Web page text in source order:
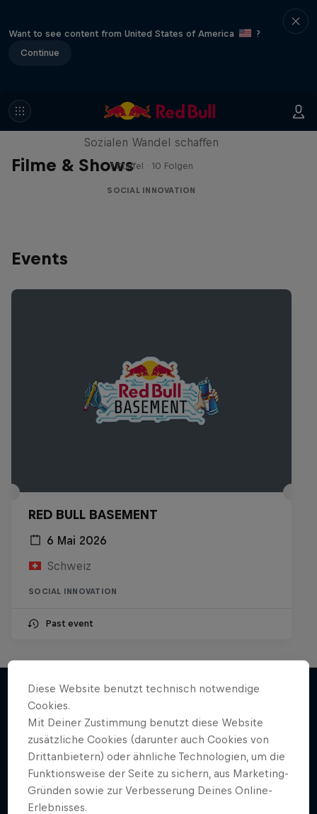
Want to see content from United States of America
?
Continue
Filme & Shows
I am the Engine
Sozialen Wandel schaffen
1 Staffel · 10 Folgen
SOCIAL INNOVATION
Events
RED BULL BASEMENT
6 Mai 2026
Schweiz
SOCIAL INNOVATION
Past event
Mehr davon
Diese Website benutzt technisch notwendige
Cookies.
Mit Deiner Zustimmung benutzt diese Website
zusätzliche Cookies (darunter auch Cookies von
Drittanbietern) oder ähnliche Technologien, um die
Funktionsweise der Seite zu sichern, aus Marketing-
Gründen sowie zur Verbesserung Deines Online-
Erlebnisses.